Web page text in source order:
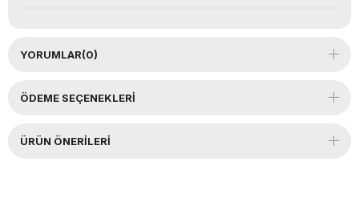
YORUMLAR(0)
ÖDEME SEÇENEKLERI
ÜRÜN ÖNERILERI